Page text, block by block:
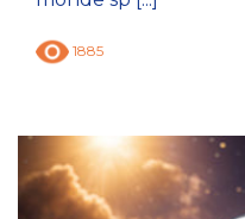
1885